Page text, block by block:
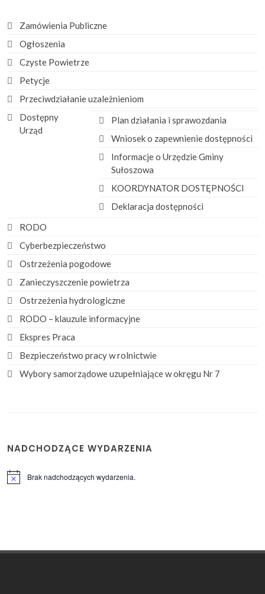
Zamówienia Publiczne
Ogłoszenia
Czyste Powietrze
Petycje
Przeciwdziałanie uzależnieniom
Dostępny
Urząd
Plan działania i sprawozdania
Wniosek o zapewnienie dostępności
Informacje o Urzędzie Gminy
Sułoszowa
KOORDYNATOR DOSTĘPNOŚCI
Deklaracja dostępności
RODO
Cyberbezpieczeństwo
Ostrzeżenia pogodowe
Zanieczyszczenie powietrza
Ostrzeżenia hydrologiczne
RODO – klauzule informacyjne
Ekspres Praca
Bezpieczeństwo pracy w rolnictwie
Wybory samorządowe uzupełniające w okręgu Nr 7
NADCHODZĄCE WYDARZENIA
Powiadomienie
Brak nadchodzących wydarzenia.